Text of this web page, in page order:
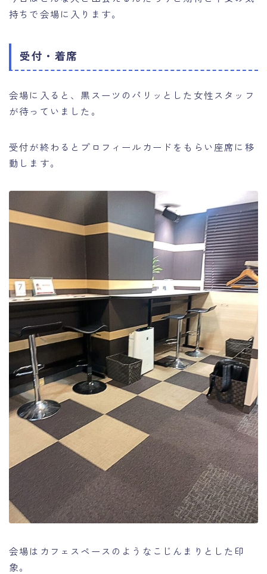
持ちで会場に入ります。
受付・着席
会場に入ると、黒スーツのパリッとした女性スタッフ
が待っていました。
受付が終わるとプロフィールカードをもらい座席に移
動します。
会場はカフェスペースのようなこじんまりとした印
象。